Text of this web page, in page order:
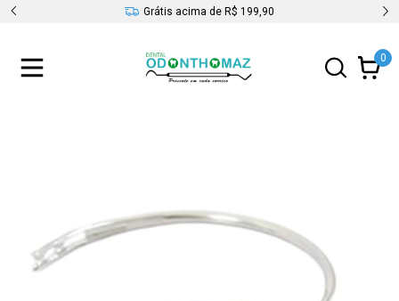
Grátis acima de R$ 199,90
0